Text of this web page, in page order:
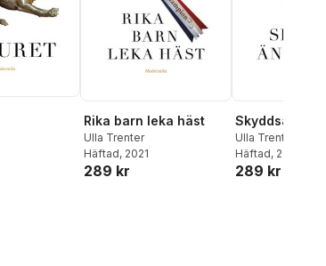
Totalt antal röster:
Rika barn leka häst
Ulla Trenter
Häftad, 2021
289 kr
Ulla Trenter
Häftad, 2021
289 kr